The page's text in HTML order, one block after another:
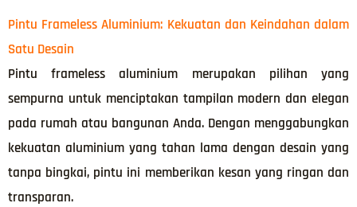
Pintu Frameless Aluminium: Kekuatan dan Keindahan dalam
Satu Desain
Pintu frameless aluminium merupakan pilihan yang
sempurna untuk menciptakan tampilan modern dan elegan
pada rumah atau bangunan Anda. Dengan menggabungkan
kekuatan aluminium yang tahan lama dengan desain yang
tanpa bingkai, pintu ini memberikan kesan yang ringan dan
transparan.